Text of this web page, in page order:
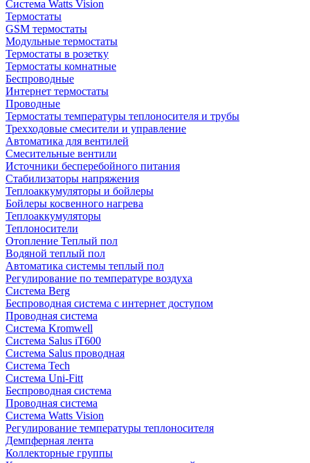
Система Watts Vision
Термостаты
GSM термостаты
Модульные термостаты
Термостаты в розетку
Термостаты комнатные
Беспроводные
Интернет термостаты
Проводные
Термостаты температуры теплоносителя и трубы
Трехходовые смесители и управление
Автоматика для вентилей
Смесительные вентили
Источники бесперебойного питания
Стабилизаторы напряжения
Теплоаккумуляторы и бойлеры
Бойлеры косвенного нагрева
Теплоаккумуляторы
Теплоносители
Отопление Теплый пол
Водяной теплый пол
Автоматика системы теплый пол
Регулирование по температуре воздуха
Система Berg
Беспроводная система с интернет доступом
Проводная система
Система Kromwell
Система Salus iT600
Система Salus проводная
Система Tech
Система Uni-Fitt
Беспроводная система
Проводная система
Система Watts Vision
Регулирование температуры теплоносителя
Демпферная лента
Коллекторные группы